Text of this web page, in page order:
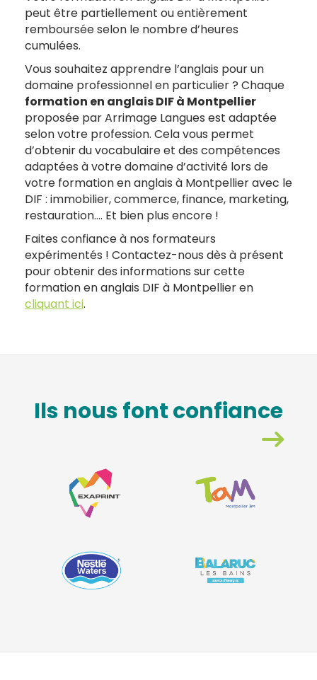
peut être partiellement ou entièrement
remboursée selon le nombre d’heures
cumulées.
Vous souhaitez apprendre l’anglais pour un
domaine professionnel en particulier ? Chaque
formation en anglais DIF à Montpellier
proposée par Arrimage Langues est adaptée
selon votre profession. Cela vous permet
d’obtenir du vocabulaire et des compétences
adaptées à votre domaine d’activité lors de
votre formation en anglais à Montpellier avec le
DIF : immobilier, commerce, finance, marketing,
restauration…. Et bien plus encore !
Faites confiance à nos formateurs
expérimentés ! Contactez-nous dès à présent
pour obtenir des informations sur cette
formation en anglais DIF à Montpellier en
cliquant ici.
Ils nous font confiance